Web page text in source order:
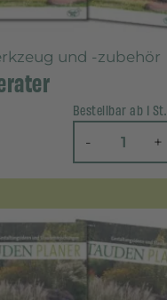
und -zubehör
Bestellbar ab 1 St.
- +